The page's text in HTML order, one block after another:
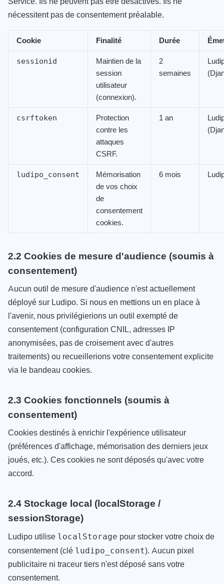
nécessitent pas de consentement préalable.
Cookie Finalité Durée
sessionid
Maintien de la
session
utilisateur
(connexion).
2
semaines
csrftoken
Protection
contre les
attaques
CSRF.
1 an
ludipo_consent
Mémorisation
de vos choix
de
consentement
cookies.
6 mois
2.2 Cookies de mesure d'audience (soumis à
consentement)
Aucun outil de mesure d'audience n'est actuellement
déployé sur Ludipo. Si nous en mettions un en place à
l'avenir, nous privilégierions un outil exempté de
consentement (configuration CNIL, adresses IP
anonymisées, pas de croisement avec d'autres
traitements) ou recueillerions votre consentement explicite
via le bandeau cookies.
2.3 Cookies fonctionnels (soumis à
consentement)
Cookies destinés à enrichir l'expérience utilisateur
(préférences d'affichage, mémorisation des derniers jeux
joués, etc.). Ces cookies ne sont déposés qu'avec votre
accord.
2.4 Stockage local (localStorage /
sessionStorage)
Ludipo utilise localStorage pour stocker votre choix de
consentement (clé ludipo_consent). Aucun pixel
publicitaire ni traceur tiers n'est déposé sans votre
consentement.